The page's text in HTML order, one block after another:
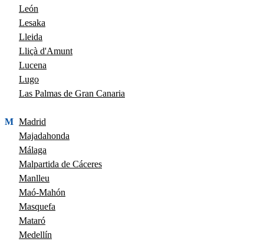
León
Lesaka
Lleida
Lliçà d'Amunt
Lucena
Lugo
Las Palmas de Gran Canaria
M Madrid
Majadahonda
Málaga
Malpartida de Cáceres
Manlleu
Maó-Mahón
Masquefa
Mataró
Medellín